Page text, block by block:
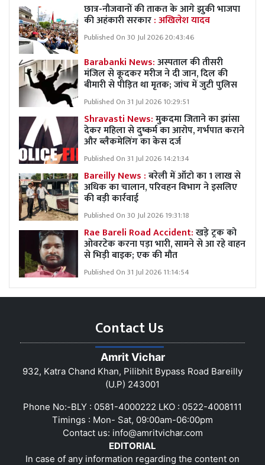
छात्र-नौजवानों की ताकत के आगे झुकी भाजपा
की अहंकारी सरकार: अखिलेश यादव
Published On 30 Jul 2026 20:43:46
Barabanki News:अस्पताल की तीसरी
मंजिल से कूदकर मरीज ने दी जान, दिल की
बीमारी से पीड़ित था मृतक; जांच में जुटी पुलिस
Published On 31 Jul 2026 10:29:51
Shravasti News:मुकदमा जिताने का झांसा
देकर महिला से दुष्कर्म का आरोप, गर्भपात कराने
और ब्लैकमेलिंग का केस दर्ज
Published On 31 Jul 2026 14:21:34
Bareilly News :बरेली में ऑटो का 1 लाख से
अधिक का चालान, परिवहन विभाग ने इसलिए
की बड़ी कार्रवाई
Published On 30 Jul 2026 19:31:18
Rae Bareli Road Accident:खड़े ट्रक को
ओवरटेक करना पड़ा भारी, सामने से आ रहे वाहन
से भिड़ी बाइक; एक की मौत
Published On 31 Jul 2026 11:14:54
Contact Us
Amrit Vichar
932, Katra Chand Khan, Pilibhit Bypass Road Bareilly
(U.P) 243001
Phone No:-BLY : 0581-4000222 LKO : 0522-4008111
Timings : Mon- Sat, 09:00am-06:00pm
Contact us: info@amritvichar.com
EDITORIAL
In case of any information regarding the content on